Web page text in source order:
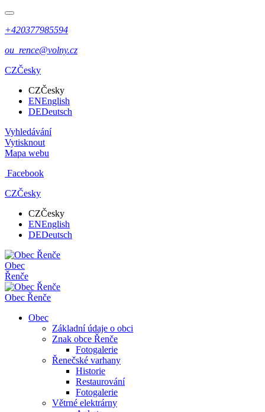
+420377985594
ou_rence@volny.cz
CZČesky
CZČesky
ENEnglish
DEDeutsch
Vyhledávání
Vytisknout
Mapa webu
Facebook
CZČesky
CZČesky
ENEnglish
DEDeutsch
Obec
Řenče
Obec Řenče
Obec
Základní údaje o obci
Znak obce Řenče
Fotogalerie
Řenečské varhany
Historie
Restaurování
Fotogalerie
Větrné elektrárny